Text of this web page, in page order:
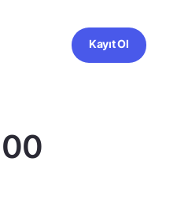
Kayıt Ol